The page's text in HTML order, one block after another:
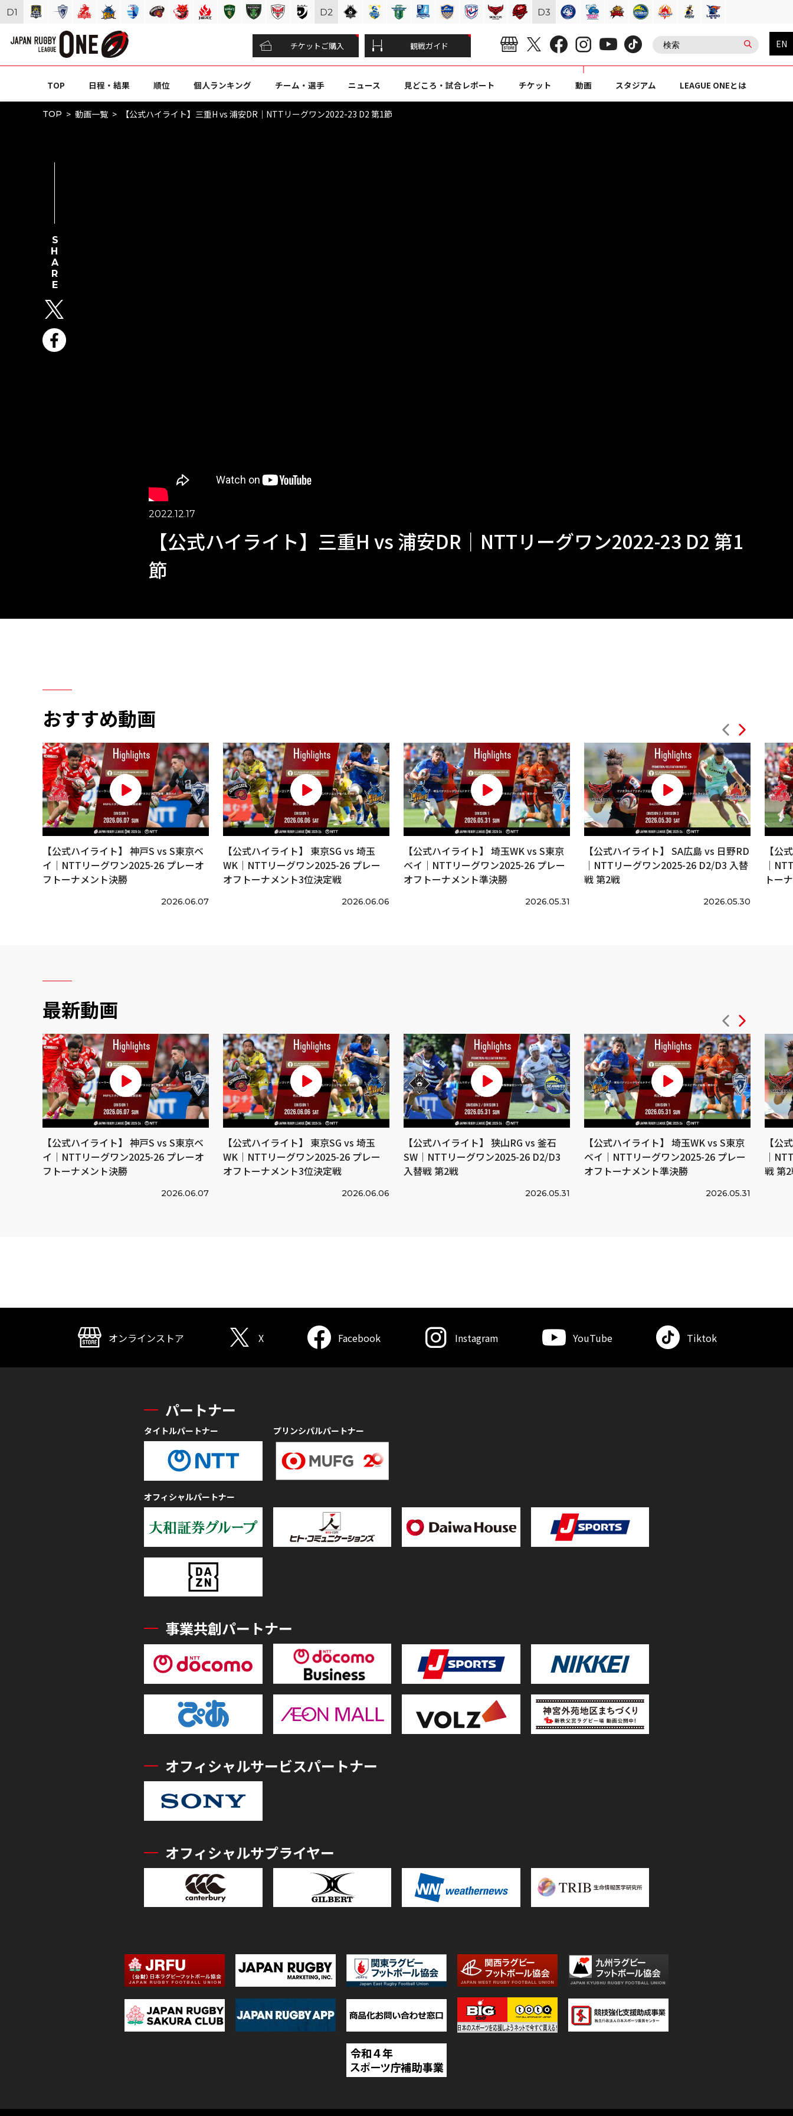
チケットご購入 観戦ガイド EN
TOP 日程・結果 順位 個人ランキング チーム・選手 ニュース 見どころ・試合レポート チケット 動画 スタジアム LEAGUE ONEとは
TOP 動画一覧 【公式ハイライト】三重H vs 浦安DR｜NTTリーグワン2022-23 D2 第1節
2022.12.17
【公式ハイライト】三重H vs 浦安DR｜NTTリーグワン2022-23 D2 第1
節
SHARE
おすすめ動画
【公式ハイライト】 神戸S vs S東京ベ
イ｜NTTリーグワン2025-26 プレーオ
フトーナメント決勝
2026.06.07
【公式ハイライト】 東京SG vs 埼玉
WK｜NTTリーグワン2025-26 プレー
オフトーナメント3位決定戦
2026.06.06
【公式ハイライト】 埼玉WK vs S東京
ベイ｜NTTリーグワン2025-26 プレー
オフトーナメント準決勝
2026.05.31
【公式ハイライト】 SA広島 vs 日野RD
｜NTTリーグワン2025-26 D2/D3 入替
戦 第2戦
2026.05.30
【公
｜
トー
最新動画
【公式ハイライト】 神戸S vs S東京ベ
イ｜NTTリーグワン2025-26 プレーオ
フトーナメント決勝
2026.06.07
【公式ハイライト】 東京SG vs 埼玉
WK｜NTTリーグワン2025-26 プレー
オフトーナメント3位決定戦
2026.06.06
【公式ハイライト】 狭山RG vs 釜石
SW｜NTTリーグワン2025-26 D2/D3
入替戦 第2戦
2026.05.31
【公式ハイライト】 埼玉WK vs S東京
ベイ｜NTTリーグワン2025-26 プレー
オフトーナメント準決勝
2026.05.31
【公
｜
戦 第
D1 D2 D3
オンラインストア X Facebook Instagram YouTube Tiktok
パートナー
タイトルパートナー プリンシパルパートナー
オフィシャルパートナー
事業共創パートナー
オフィシャルサービスパートナー
オフィシャルサプライヤー